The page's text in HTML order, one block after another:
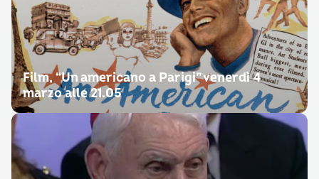
Film, “Un americano a Parigi” venerdì 4
marzo alle 21.05